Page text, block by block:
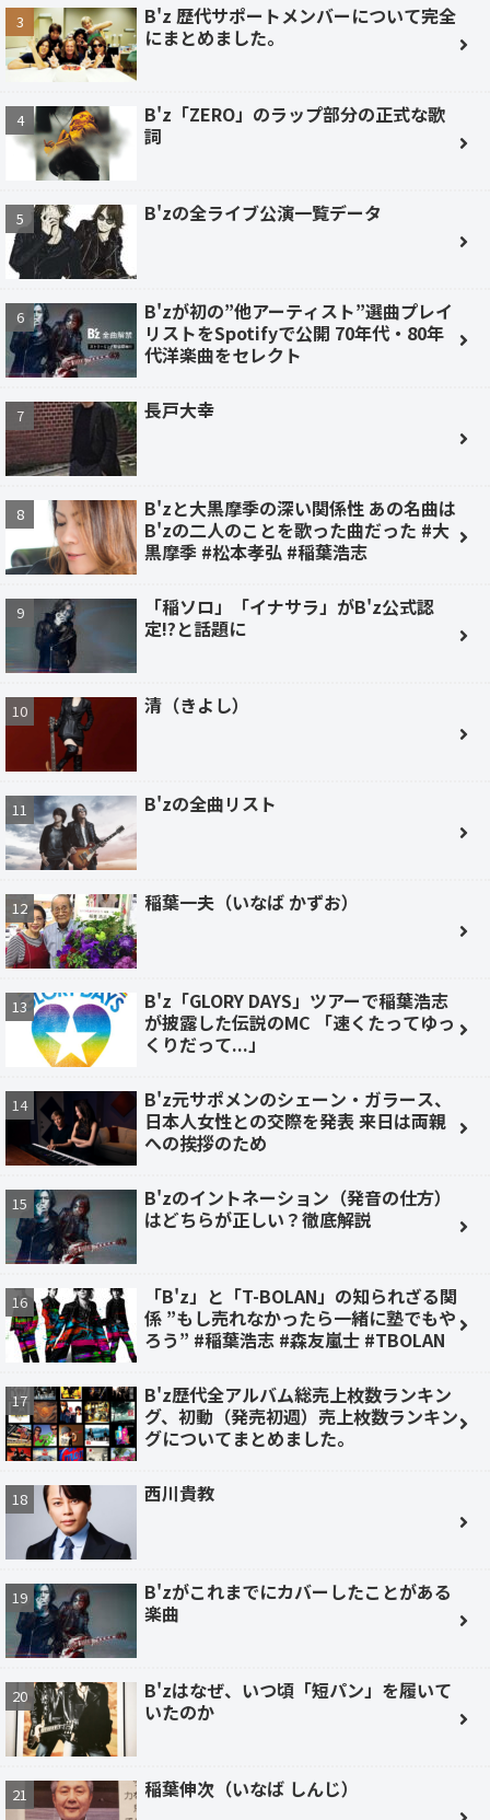
B'z 歴代サポートメンバーについて完全
にまとめました。
B'z「ZERO」のラップ部分の正式な歌
詞
B'zの全ライブ公演一覧データ
B'zが初の”他アーティスト”選曲プレイ
リストをSpotifyで公開 70年代・80年
代洋楽曲をセレクト
長戸大幸
B'zと大黒摩季の深い関係性 あの名曲は
B'zの二人のことを歌った曲だった #大
黒摩季 #松本孝弘 #稲葉浩志
「稲ソロ」「イナサラ」がB'z公式認
定!?と話題に
清（きよし）
B'zの全曲リスト
稲葉一夫（いなば かずお）
B'z「GLORY DAYS」ツアーで稲葉浩志
が披露した伝説のMC 「速くたってゆっ
くりだって...」
B'z元サポメンのシェーン・ガラース、
日本人女性との交際を発表 来日は両親
への挨拶のため
B'zのイントネーション（発音の仕方）
はどちらが正しい？徹底解説
「B'z」と「T-BOLAN」の知られざる関
係 ”もし売れなかったら一緒に塾でもや
ろう” #稲葉浩志 #森友嵐士 #TBOLAN
B'z歴代全アルバム総売上枚数ランキン
グ、初動（発売初週）売上枚数ランキン
グについてまとめました。
西川貴教
B'zがこれまでにカバーしたことがある
楽曲
B'zはなぜ、いつ頃「短パン」を履いて
いたのか
稲葉伸次（いなば しんじ）